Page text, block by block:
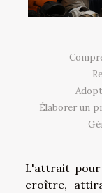
Élaborer un
L'attrait pour
croître,